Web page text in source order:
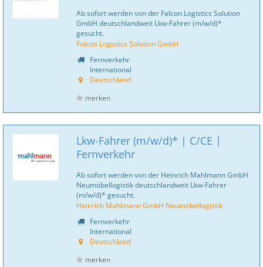
Ab sofort werden von der Falcon Logistics Solution
GmbH deutschlandweit Lkw-Fahrer (m/w/d)*
gesucht.
Falcon Logistics Solution GmbH
Fernverkehr
International
Deutschland
merken
Lkw-Fahrer (m/w/d)* | C/CE |
Fernverkehr
Ab sofort werden von der Heinrich Mahlmann GmbH
Neumöbellogistik deutschlandweit Lkw-Fahrer
(m/w/d)* gesucht.
Heinrich Mahlmann GmbH Neumöbellogistik
Fernverkehr
International
Deutschland
merken